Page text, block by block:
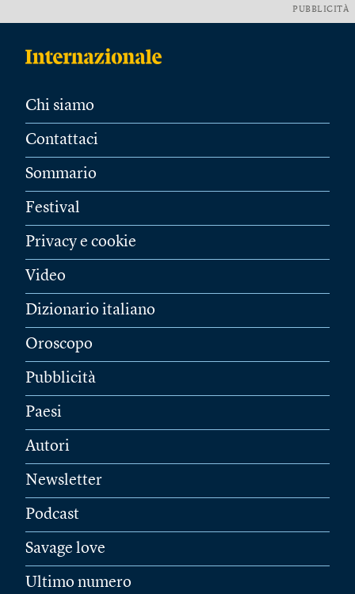
PUBBLICITÀ
Chi siamo
Contattaci
Sommario
Festival
Privacy e cookie
Video
Dizionario italiano
Oroscopo
Pubblicità
Paesi
Autori
Newsletter
Podcast
Savage love
Ultimo numero